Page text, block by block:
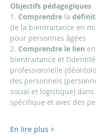
Objectifs pédagogiques
1. Comprendre la
de la bientraitance en
pour personnes âgées
2. Comprendre le lien
bientraitance et l’identité
professionnelle
des personnels
social et logistique)
spécifique et avec des
En lire plus >